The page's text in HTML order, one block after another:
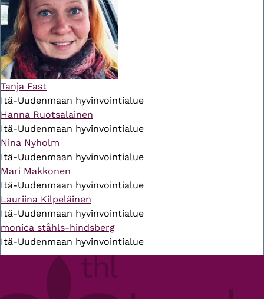
Tanja Fast
Itä-Uudenmaan hyvinvointialue
Hanna Ruotsalainen
Itä-Uudenmaan hyvinvointialue
Nina Nyholm
Itä-Uudenmaan hyvinvointialue
Mari Makkonen
Itä-Uudenmaan hyvinvointialue
Lauriina Kilpeläinen
Itä-Uudenmaan hyvinvointialue
monica ståhls-hindsberg
Itä-Uudenmaan hyvinvointialue